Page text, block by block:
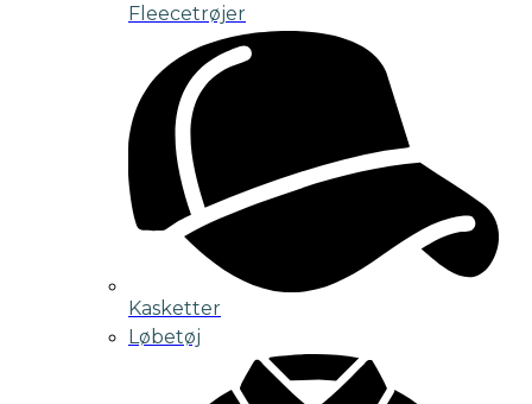
Fleecetrøjer
Kasketter
Løbetøj